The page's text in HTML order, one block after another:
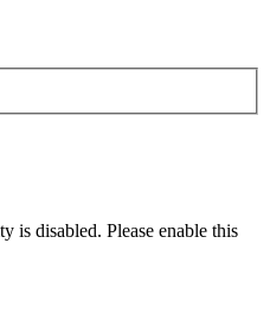
is disabled. Please enable this